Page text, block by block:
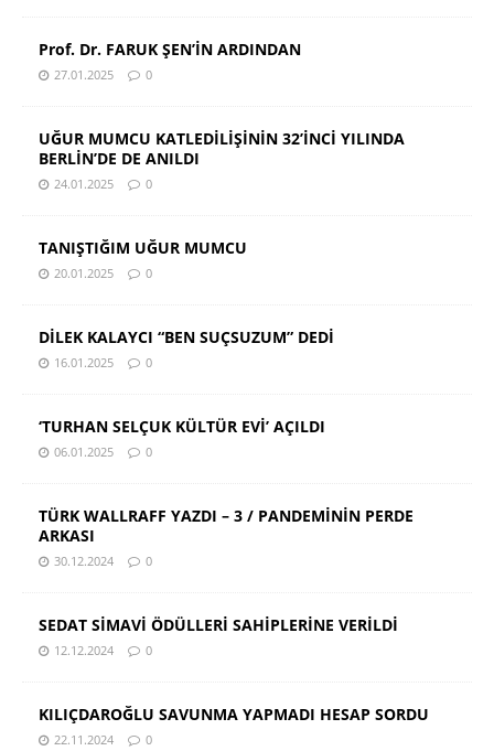
Prof. Dr. FARUK ŞEN’İN ARDINDAN
27.01.2025 0
UĞUR MUMCU KATLEDİLİŞİNİN 32’İNCİ YILINDA
BERLİN’DE DE ANILDI
24.01.2025 0
TANIŞTIĞIM UĞUR MUMCU
20.01.2025 0
DİLEK KALAYCI “BEN SUÇSUZUM” DEDİ
16.01.2025 0
‘TURHAN SELÇUK KÜLTÜR EVİ’ AÇILDI
06.01.2025 0
TÜRK WALLRAFF YAZDI – 3 / PANDEMİNİN PERDE
ARKASI
30.12.2024 0
SEDAT SİMAVİ ÖDÜLLERİ SAHİPLERİNE VERİLDİ
12.12.2024 0
KILIÇDAROĞLU SAVUNMA YAPMADI HESAP SORDU
22.11.2024 0